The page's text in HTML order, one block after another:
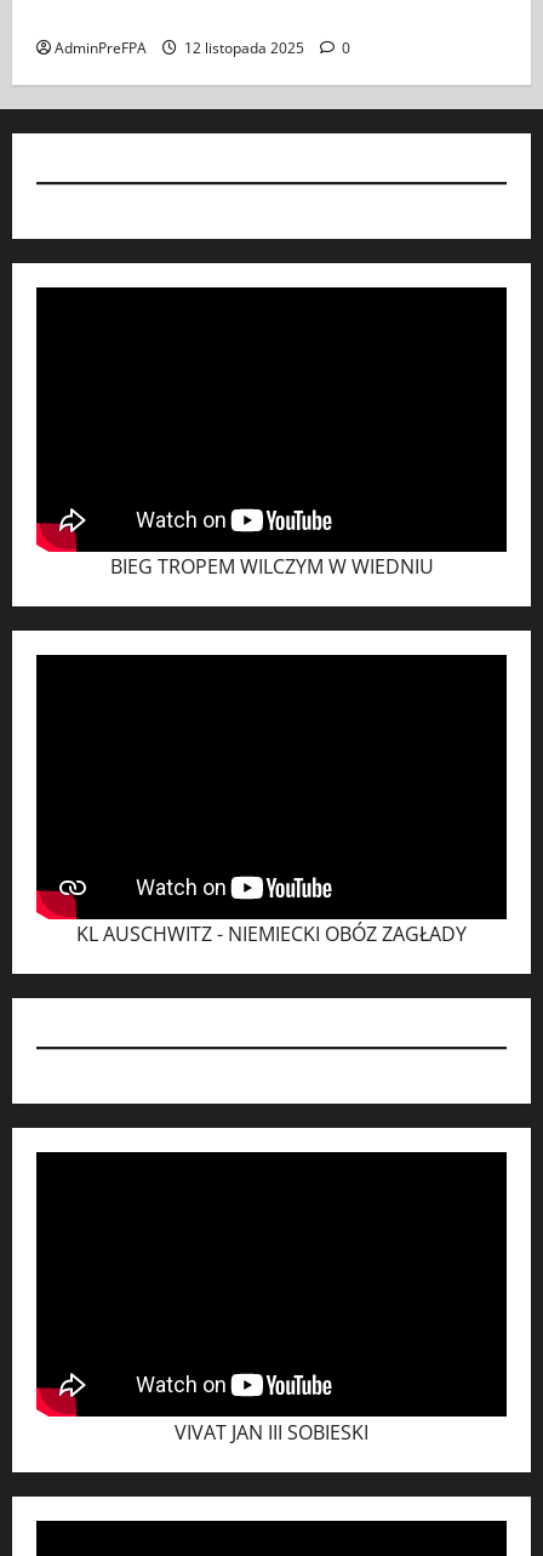
AdminPreFPA 12 listopada 2025 0
BIEG TROPEM WILCZYM W WIEDNIU
KL AUSCHWITZ - NIEMIECKI OBÓZ ZAGŁADY
VIVAT JAN III SOBIESKI